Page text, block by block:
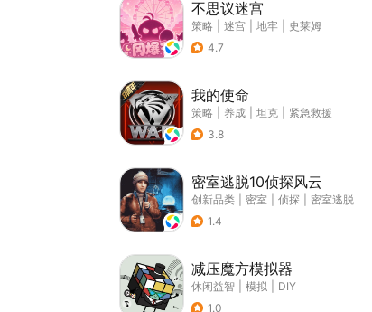
不思议迷宫
策略 迷宫 地牢
史莱姆
4.7
我的使命
策略 养成 坦克
紧急救援
3.8
密室逃脱10侦探风云
创新品类 密室 侦探
密室逃脱
1.4
减压魔方模拟器
休闲益智 模拟
DIY
1.0